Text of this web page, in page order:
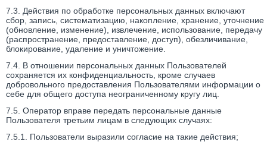
7.3. Действия по обработке персональных данных включают
сбор, запись, систематизацию, накопление, хранение, уточнение
(обновление, изменение), извлечение, использование, передачу
(распространение, предоставление, доступ), обезличивание,
блокирование, удаление и уничтожение.
7.4. В отношении персональных данных Пользователей
сохраняется их конфиденциальность, кроме случаев
добровольного предоставления Пользователями информации о
себе для общего доступа неограниченному кругу лиц.
7.5. Оператор вправе передать персональные данные
Пользователя третьим лицам в следующих случаях:
7.5.1. Пользователи выразили согласие на такие действия;